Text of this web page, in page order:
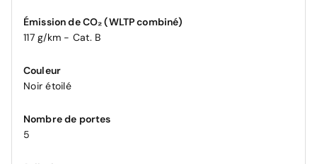
Émission de CO₂ (WLTP combiné)
117 g/km - Cat. B
Couleur
Noir étoilé
Nombre de portes
5